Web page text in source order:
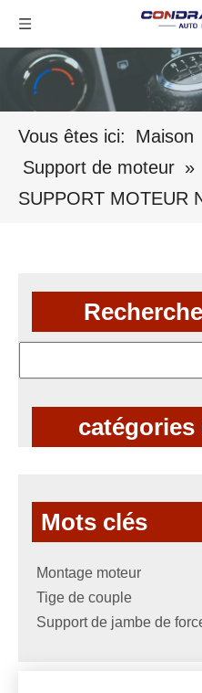
Vous êtes ici: Maison
Support de moteur »
SUPPORT MOTEUR
Mots clés
Montage moteur
Tige de couple
Support de jambe de